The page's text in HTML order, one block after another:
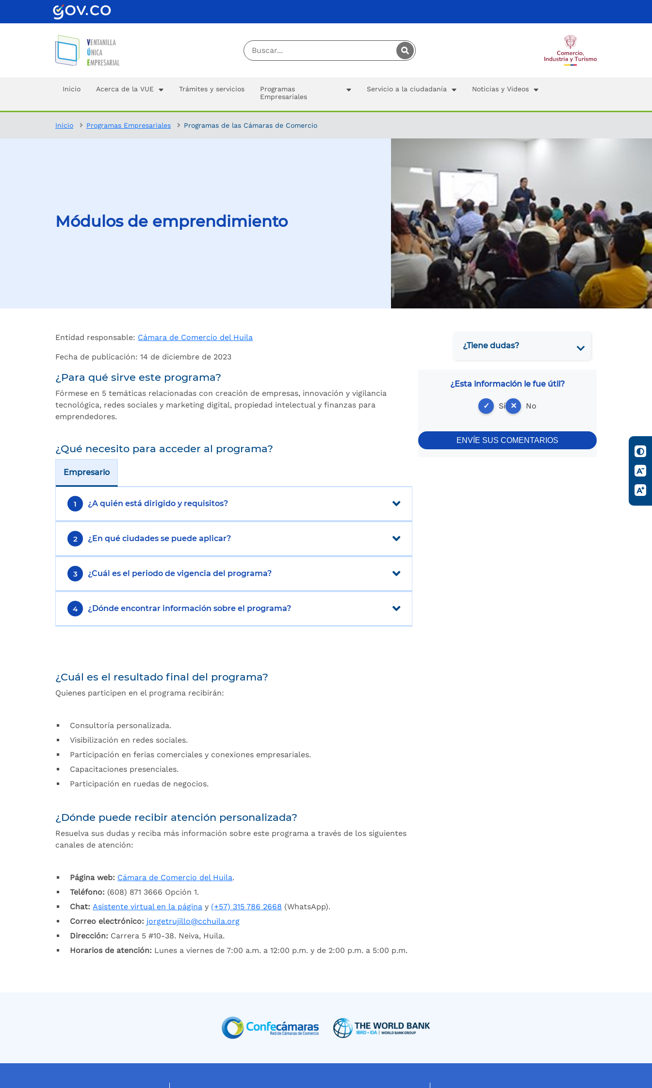
Inicio Acerca de la VUE Trámites y servicios
Programas
Empresariales
Servicio a la ciudadanía Noticias y Videos
Inicio Programas Empresariales Programas de las Cámaras de Comercio
Módulos de emprendimiento
Entidad responsable: Cámara de Comercio del Huila
Fecha de publicación: 14 de diciembre de 2023
¿Para qué sirve este programa?
Fórmese en 5 temáticas relacionadas con creación de empresas, innovación y vigilancia
tecnológica, redes sociales y marketing digital, propiedad intelectual y finanzas para
emprendedores.
¿Qué necesito para acceder al programa?
Empresario
1 ¿A quién está dirigido y requisitos?
2 ¿En qué ciudades se puede aplicar?
3 ¿Cuál es el periodo de vigencia del programa?
4 ¿Dónde encontrar información sobre el programa?
¿Cuál es el resultado final del programa?
Quienes participen en el programa recibirán:
Consultoría personalizada.
Visibilización en redes sociales.
Participación en ferias comerciales y conexiones empresariales.
Capacitaciones presenciales.
Participación en ruedas de negocios.
¿Dónde puede recibir atención personalizada?
Resuelva sus dudas y reciba más información sobre este programa a través de los siguientes
canales de atención:
Página web: Cámara de Comercio del Huila.
Teléfono: (608) 871 3666 Opción 1.
Chat: Asistente virtual en la página y (+57) 315 786 2668 (WhatsApp).
Correo electrónico: jorgetrujillo@cchuila.org
Dirección: Carrera 5 #10-38. Neiva, Huila.
Horarios de atención: Lunes a viernes de 7:00 a.m. a 12:00 p.m. y de 2:00 p.m. a 5:00 p.m.
¿Tiene dudas?
¿Esta información le fue útil?
✓ Sí ✕ No
ENVÍE SUS COMENTARIOS